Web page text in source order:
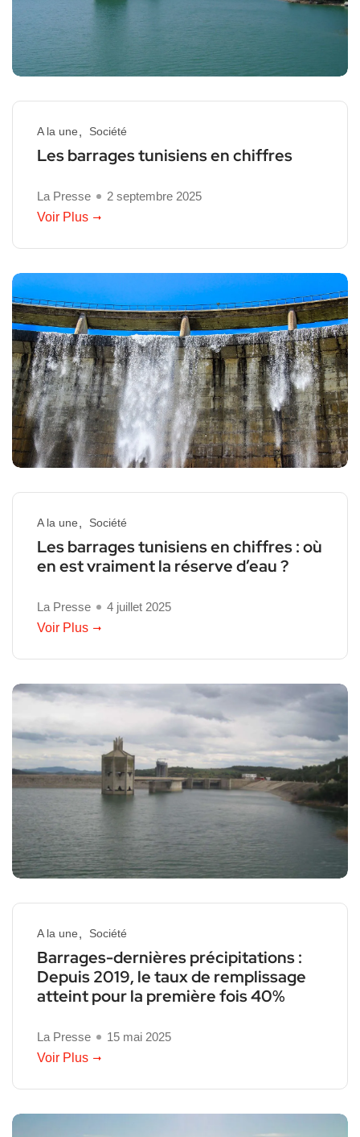
A la une Société
Les barrages tunisiens en chiffres
La Presse
2 septembre 2025
Voir Plus
A la une Société
Les barrages tunisiens en chiffres : où
en est vraiment la réserve d’eau ?
La Presse
4 juillet 2025
Voir Plus
A la une Société
Barrages-dernières précipitations :
Depuis 2019, le taux de remplissage
atteint pour la première fois 40%
La Presse
15 mai 2025
Voir Plus